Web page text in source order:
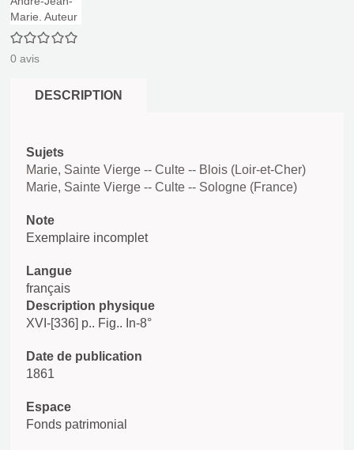
0/5
0 avis
DESCRIPTION
Sujets
Marie, Sainte Vierge -- Culte -- Blois (Loir-et-Cher)
Marie, Sainte Vierge -- Culte -- Sologne (France)
Note
Exemplaire incomplet
Langue
français
Description physique
XVI-[336] p.. Fig.. In-8°
Date de publication
1861
Espace
Fonds patrimonial